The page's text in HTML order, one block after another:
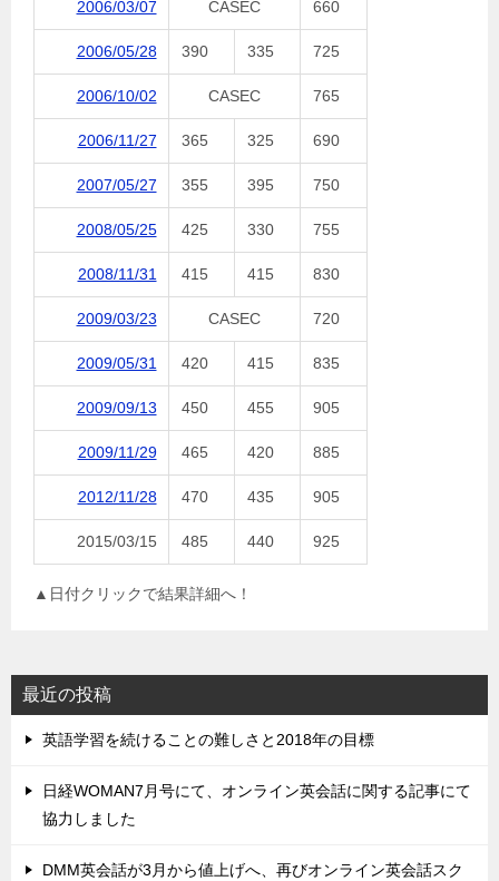
2006/03/07 CASEC 660
2006/05/28 390 335 725
2006/10/02 CASEC 765
2006/11/27 365 325 690
2007/05/27 355 395 750
2008/05/25 425 330 755
2008/11/31 415 415 830
2009/03/23 CASEC 720
2009/05/31 420 415 835
2009/09/13 450 455 905
2009/11/29 465 420 885
2012/11/28 470 435 905
2015/03/15 485 440 925
▲日付クリックで結果詳細へ！
最近の投稿
英語学習を続けることの難しさと2018年の目標
日経WOMAN7月号にて、オンライン英会話に関する記事にて
協力しました
DMM英会話が3月から値上げへ、再びオンライン英会話スク